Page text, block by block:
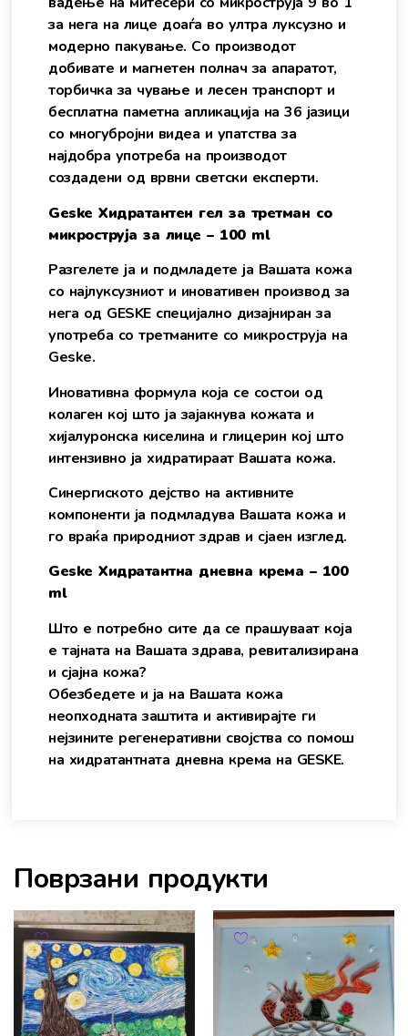
за нега на лице доаѓа во ултра луксузно и
модерно пакување. Со производот
добивате и магнетен полнач за апаратот,
торбичка за чување и лесен транспорт и
бесплатна паметна апликација на 36 јазици
со многубројни видеа и упатства за
најдобра употреба на производот
создадени од врвни светски експерти.
Geske Хидратантен гел за третман со
микроструја за лице – 100 ml
Разгелете ја и подмладете ја Вашата кожа
со најлуксузниот и иновативен производ за
нега од GESKE специјално дизајниран за
употреба со третманите со микроструја на
Geske.
Иновативна формула која се состои од
колаген кој што ја зајакнува кожата и
хијалуронска киселина и глицерин кој што
интензивно ја хидратираат Вашата кожа.
Синергиското дејство на активните
компоненти ја подмладува Вашата кожа и
го враќа природниот здрав и сјаен изглед.
Geske Хидратантна дневна крема – 100
ml
Што е потребно сите да се прашуваат која
е тајната на Вашата здрава, ревитализирана
и сјајна кожа?
Обезбедете и ја на Вашата кожа
неопходната заштита и активирајте ги
нејзините регенеративни својства со помош
на хидратантната дневна крема на GESKE.
Поврзани продукти